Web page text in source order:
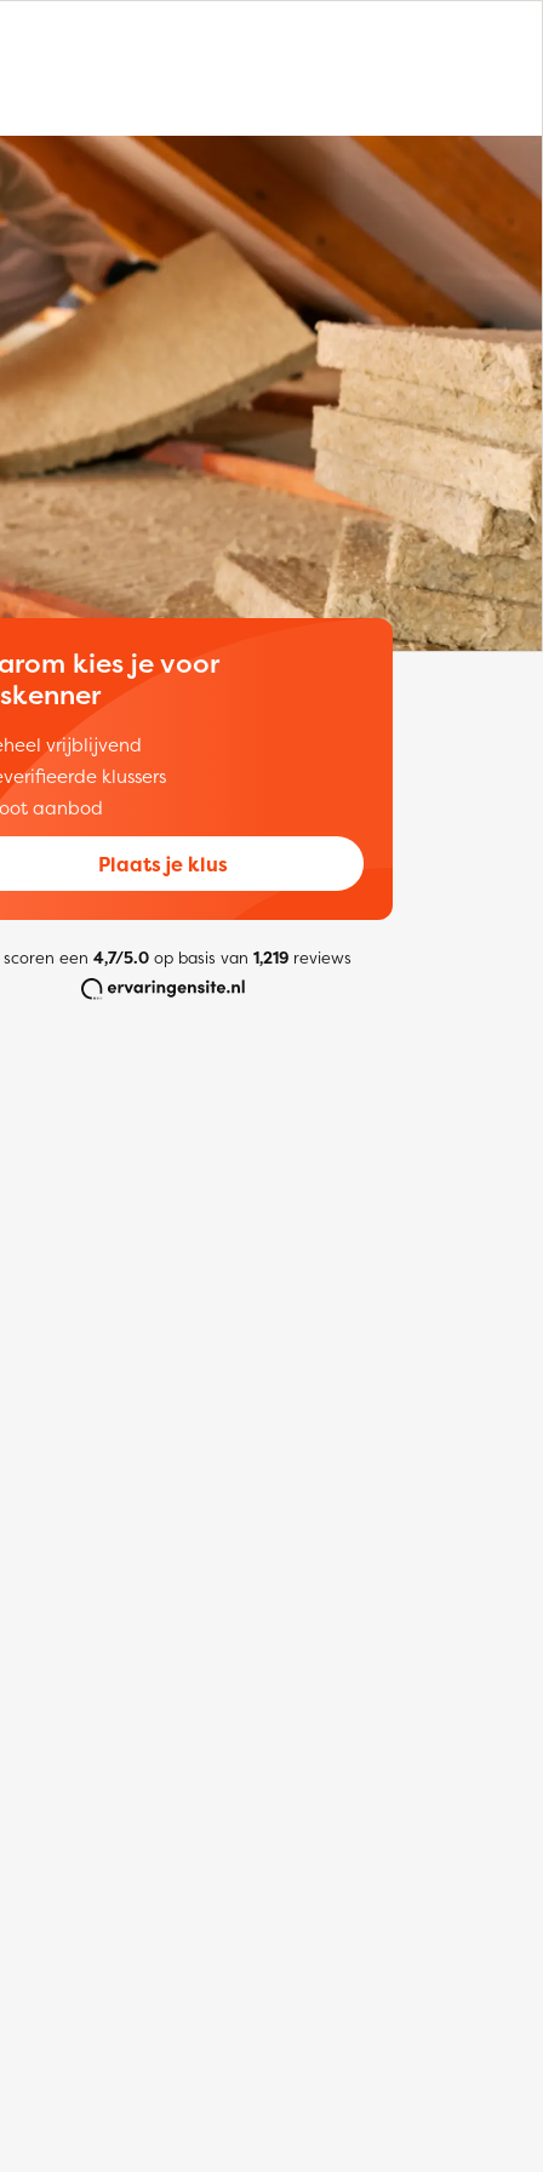
kies je voor
vrijblijvend
klussers
aanbod
Plaats je klus
een 4,7/5.0op basis van 1,219reviews